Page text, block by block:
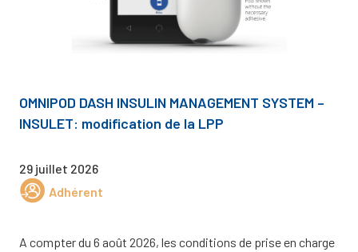
OMNIPOD DASH INSULIN MANAGEMENT SYSTEM –
INSULET: modification de la LPP
29 juillet 2026
Adhérent
A compter du 6 août 2026, les conditions de prise en charge